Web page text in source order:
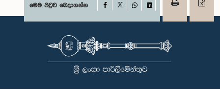
මෙම පිටුව බෙදාගන්න Facebook
WhatsAppLinkedIn